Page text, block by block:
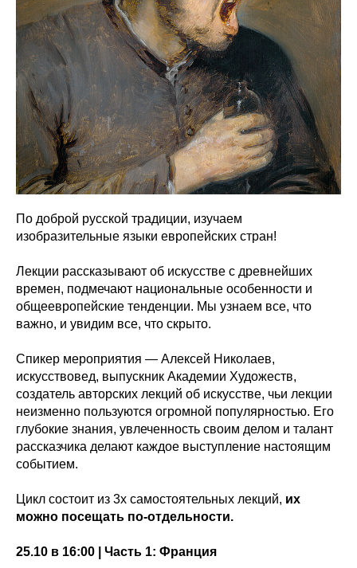
По доброй русской традиции, изучаем
изобразительные языки европейских стран!
Лекции рассказывают об искусстве с древнейших
времен, подмечают национальные особенности и
общеевропейские тенденции. Мы узнаем все, что
важно, и увидим все, что скрыто.
Спикер мероприятия — Алексей Николаев,
искусствовед, выпускник Академии Художеств,
создатель авторских лекций об искусстве, чьи лекции
неизменно пользуются огромной популярностью. Его
глубокие знания, увлеченность своим делом и талант
рассказчика делают каждое выступление настоящим
событием.
Цикл состоит из 3х самостоятельных лекций, их
можно посещать по-отдельности.
25.10 в 16:00 | Часть 1: Франция